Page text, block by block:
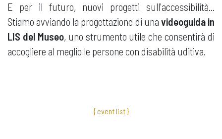
E per il futuro, nuovi progetti sull'accessibilità...
Stiamo avviando la progettazione di una videoguida in
LIS del Museo, uno strumento utile che consentirà di
accogliere al meglio le persone con disabilità uditiva.
{ event list }